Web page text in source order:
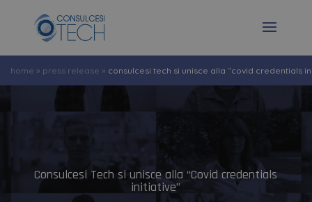
home » press release » consulcesi tech si unisce alla “covid credentials
Consulcesi Tech si unisce alla “Covid credentials
initiative”